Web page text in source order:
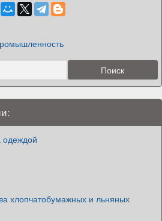
одеждой
хлопчатобумажных и льняных